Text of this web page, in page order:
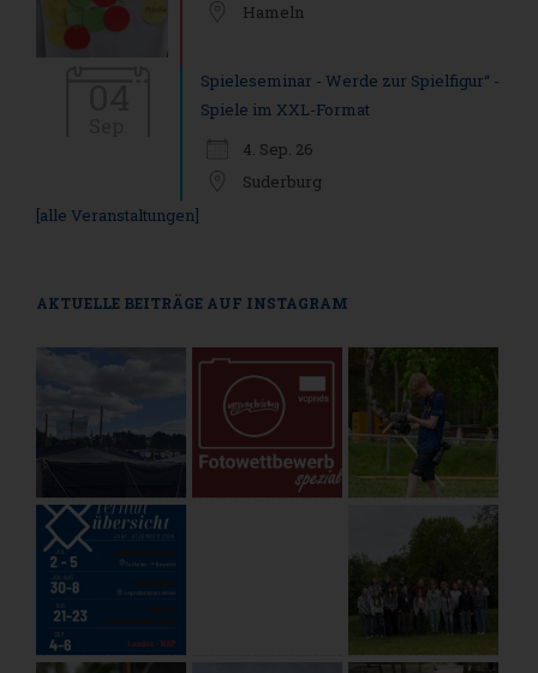
Hameln
Spieleseminar - Werde zur Spielfigur“ -
Spiele im XXL-Format
4. Sep. 26
Suderburg
[alle Veranstaltungen]
AKTUELLE BEITRÄGE AUF INSTAGRAM